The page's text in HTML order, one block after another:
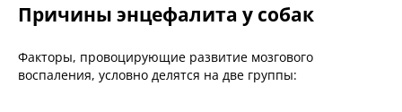
Причины энцефалита у собак
Факторы, провоцирующие развитие мозгового
воспаления, условно делятся на две группы: